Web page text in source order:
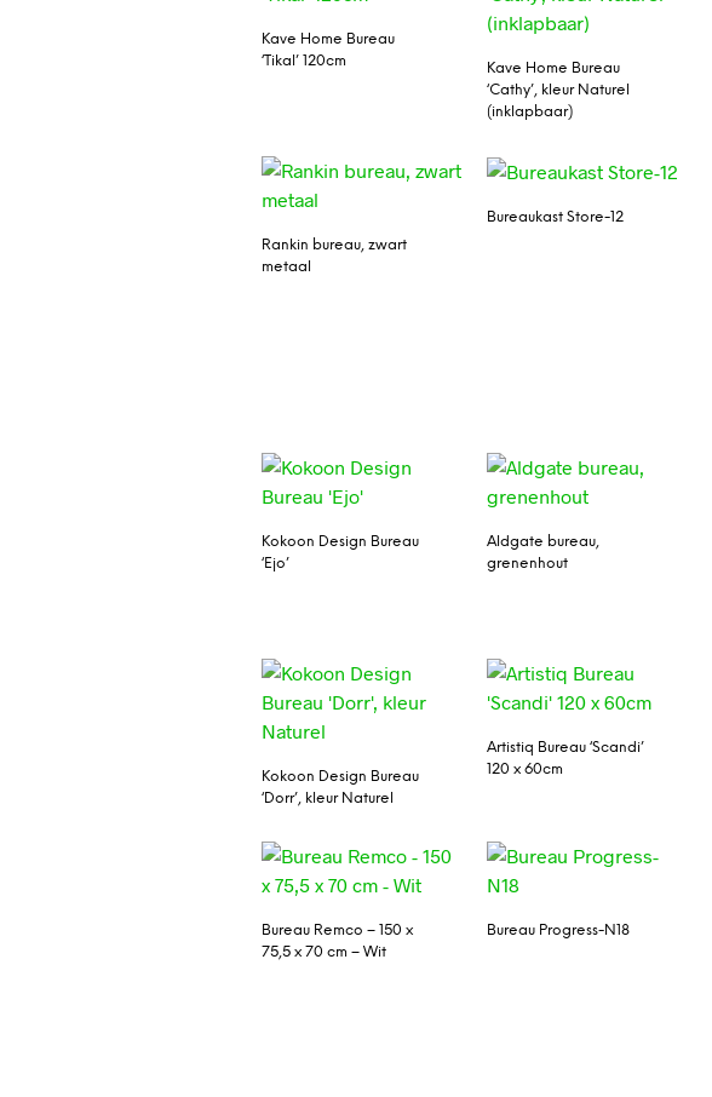
Kave Home Bureau
‘Tikal’ 120cm
Kave Home Bureau
‘Cathy’, kleur Naturel
(inklapbaar)
Rankin bureau, zwart
metaal
Bureaukast Store-12
Kokoon Design Bureau
‘Ejo’
Aldgate bureau,
grenenhout
Kokoon Design Bureau
‘Dorr’, kleur Naturel
Artistiq Bureau ‘Scandi’
120 x 60cm
Bureau Remco – 150 x
75,5 x 70 cm – Wit
Bureau Progress-N18